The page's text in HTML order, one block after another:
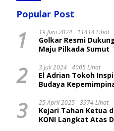
Popular Post
1 19 Juni 2024 11414 Lihat
Golkar Resmi
Maju Pilkada Sumut
2 3 Juli 2024 4005 Lihat
El Adrian Tokoh
Budaya
3 25 April 2025 3974 Lihat
Kejari Tahan Ketua
KONI Langkat Atas